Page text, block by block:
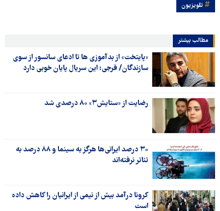
تلویزیون
مطالب بیشتر
«پایتخت» از بدآموزی ها تا ادعای سانسور از سوی
سازندگان/ فرجی: این سریال پایان خوبی دارد
رضایت از «ستایش۳» ۸۰ درصدی شد
۳۰ درصد ایرانی‌ها هرگز به سینما و ۸۸ درصد به
تئاتر نرفته‌اند
کرونا درآمد بیش از نیمی از ایرانیان را کاهش داده
است